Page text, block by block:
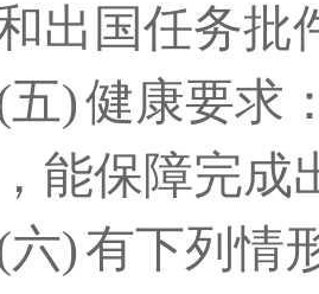
出国任务批
五)健康要求
能保障完成
六)有下列情